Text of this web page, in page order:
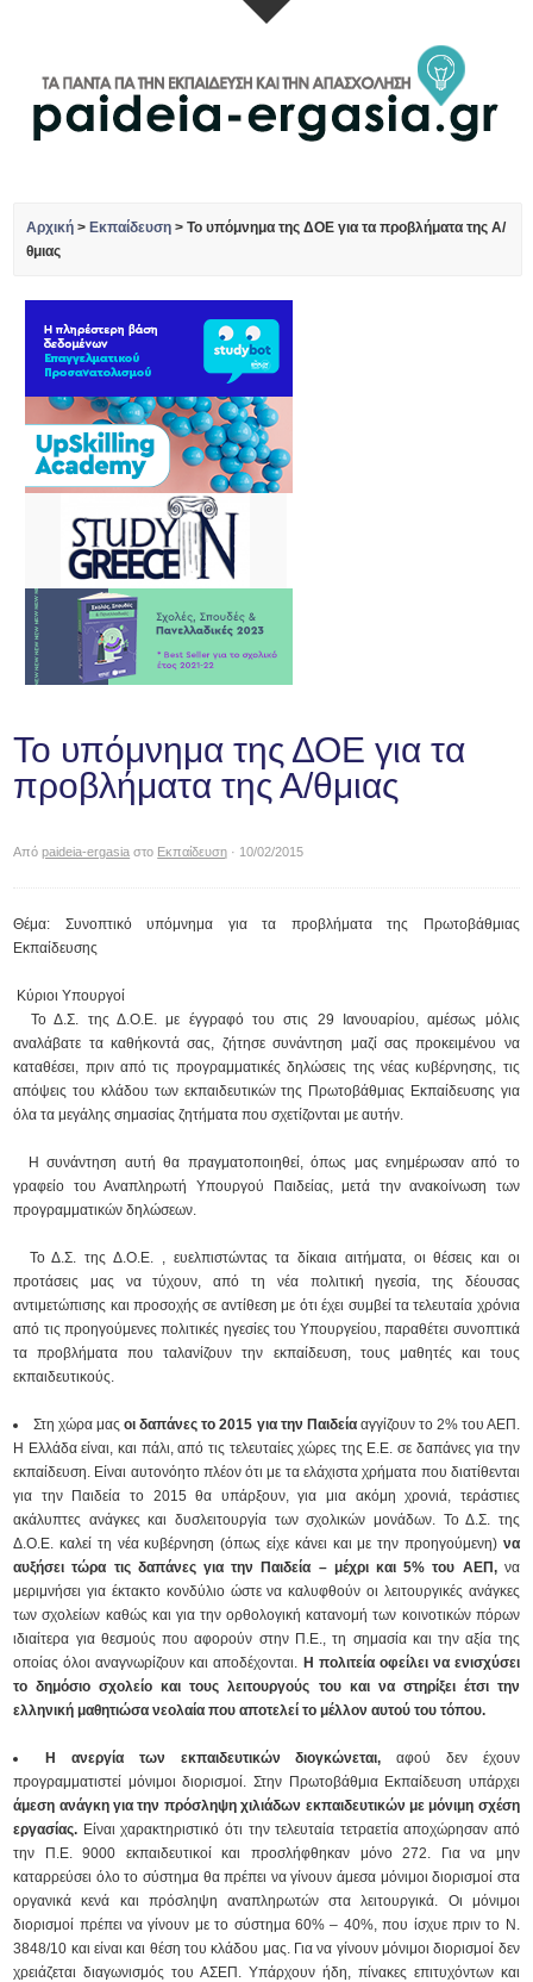
Αρχική > Εκπαίδευση >To υπόμνημα της ΔΟΕ για τα προβλήματα της Α/
θμιας
To υπόμνημα της ΔΟΕ για τα
προβλήματα της Α/θμιας
Απόpaideia-ergasia στο Εκπαίδευση · 10/02/2015
Θέμα: Συνοπτικό υπόμνημα για τα προβλήματα της Πρωτοβάθμιας
Εκπαίδευσης
Κύριοι Υπουργοί
Το Δ.Σ. της Δ.Ο.Ε. με έγγραφό του στις 29 Ιανουαρίου, αμέσως μόλις
αναλάβατε τα καθήκοντά σας, ζήτησε συνάντηση μαζί σας προκειμένου να
καταθέσει, πριν από τις προγραμματικές δηλώσεις της νέας κυβέρνησης, τις
απόψεις του κλάδου των εκπαιδευτικών της Πρωτοβάθμιας Εκπαίδευσης για
όλα τα μεγάλης σημασίας ζητήματα που σχετίζονται με αυτήν.
Η συνάντηση αυτή θα πραγματοποιηθεί, όπως μας ενημέρωσαν από το
γραφείο του Αναπληρωτή Υπουργού Παιδείας, μετά την ανακοίνωση των
προγραμματικών δηλώσεων.
Το Δ.Σ. της Δ.Ο.Ε. , ευελπιστώντας τα δίκαια αιτήματα, οι θέσεις και οι
προτάσεις μας να τύχουν, από τη νέα πολιτική ηγεσία, της δέουσας
αντιμετώπισης και προσοχής σε αντίθεση με ότι έχει συμβεί τα τελευταία χρόνια
από τις προηγούμενες πολιτικές ηγεσίες του Υπουργείου, παραθέτει συνοπτικά
τα προβλήματα που ταλανίζουν την εκπαίδευση, τους μαθητές και τους
εκπαιδευτικούς.
Στη χώρα μαςοι δαπάνες το 2015 για την Παιδείααγγίζουν το 2% του ΑΕΠ.
Η Ελλάδα είναι, και πάλι, από τις τελευταίες χώρες της Ε.Ε. σε δαπάνες για την
εκπαίδευση. Είναι αυτονόητο πλέον ότι με τα ελάχιστα χρήματα που διατίθενται
για την Παιδεία το 2015 θα υπάρξουν, για μια ακόμη χρονιά, τεράστιες
ακάλυπτες ανάγκες και δυσλειτουργία των σχολικών μονάδων. Το Δ.Σ. της
Δ.Ο.Ε. καλεί τη νέα κυβέρνηση (όπως είχε κάνει και με την προηγούμενη) να
αυξήσει τώρα τις δαπάνες για την Παιδεία – μέχρι και 5% του ΑΕΠ, να
μεριμνήσει για έκτακτο κονδύλιο ώστε να καλυφθούν οι λειτουργικές ανάγκες
των σχολείων καθώς και για την ορθολογική κατανομή των κοινοτικών πόρων
ιδιαίτερα για θεσμούς που αφορούν στην Π.Ε., τη σημασία και την αξία της
οποίας όλοι αναγνωρίζουν και αποδέχονται. Η πολιτεία οφείλει να ενισχύσει
το δημόσιο σχολείο και τους λειτουργούς του και να στηρίξει έτσι την
ελληνική μαθητιώσα νεολαία που αποτελεί το μέλλον αυτού του τόπου.
Η ανεργία των εκπαιδευτικών διογκώνεται, αφού δεν έχουν
προγραμματιστεί μόνιμοι διορισμοί. Στην Πρωτοβάθμια Εκπαίδευση υπάρχει
άμεση ανάγκη για την πρόσληψη χιλιάδων εκπαιδευτικών με μόνιμη σχέση
εργασίας. Είναι χαρακτηριστικό ότι την τελευταία τετραετία αποχώρησαν από
την Π.Ε. 9000 εκπαιδευτικοί και προσλήφθηκαν μόνο 272. Για να μην
καταρρεύσει όλο το σύστημα θα πρέπει να γίνουν άμεσα μόνιμοι διορισμοί στα
οργανικά κενά και πρόσληψη αναπληρωτών στα λειτουργικά. Οι μόνιμοι
διορισμοί πρέπει να γίνουν με το σύστημα 60% – 40%, που ίσχυε πριν το Ν.
3848/10 και είναι και θέση του κλάδου μας. Για να γίνουν μόνιμοι διορισμοί δεν
χρειάζεται διαγωνισμός του ΑΣΕΠ. Υπάρχουν ήδη, πίνακες επιτυχόντων και